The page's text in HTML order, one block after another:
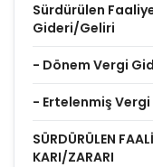
Sürdürülen
Gideri/Geliri
- Dönem Vergi
- Ertelenmiş
SÜRDÜRÜLEN
KARI/ZARARI